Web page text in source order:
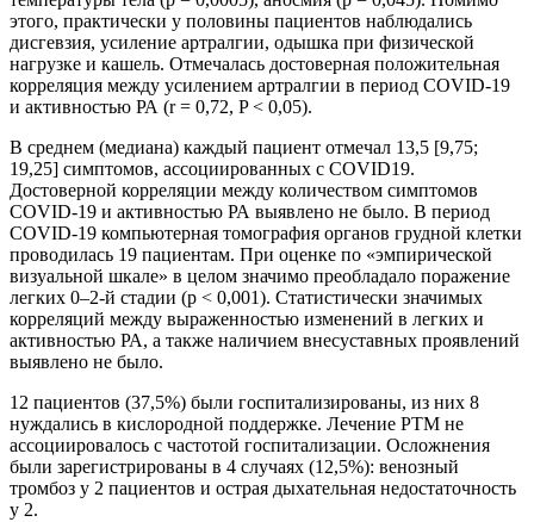
этого, практически у половины пациентов наблюдались
дисгевзия, усиление артралгии, одышка при физической
нагрузке и кашель. Отмечалась достоверная положительная
корреляция между усилением артралгии в период COVID-19
и активностью РА (r = 0,72, P < 0,05).
В среднем (медиана) каждый пациент отмечал 13,5 [9,75;
19,25] симптомов, ассоциированных с COVID19.
Достоверной корреляции между количеством симптомов
COVID-19 и активностью РА выявлено не было. В период
COVID-19 компьютерная томография органов грудной клетки
проводилась 19 пациентам. При оценке по «эмпирической
визуальной шкале» в целом значимо преобладало поражение
легких 0–2-й стадии (р < 0,001). Статистически значимых
корреляций между выраженностью изменений в легких и
активностью РА, а также наличием внесуставных проявлений
выявлено не было.
12 пациентов (37,5%) были госпитализированы, из них 8
нуждались в кислородной поддержке. Лечение РТМ не
ассоциировалось с частотой госпитализации. Осложнения
были зарегистрированы в 4 случаях (12,5%): венозный
тромбоз у 2 пациентов и острая дыхательная недостаточность
у 2.